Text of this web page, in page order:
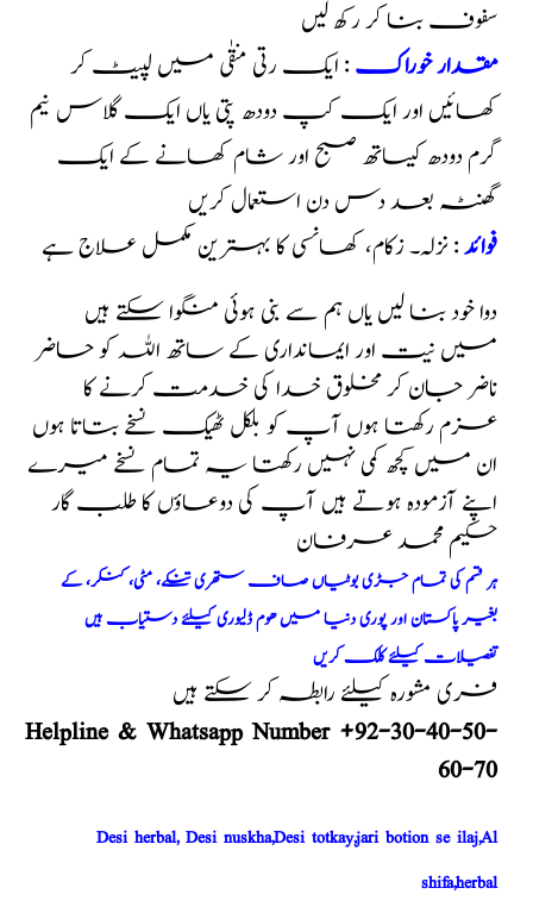
سفوف بنا کر رکھ لیں
مقدار خوراک: ایک رتی منقٰی میں لپیٹ کر
کھائیں اور ایک کپ دودھ پتی یاں ایک گلاس نیم
گرم دودھ کیساتھ صبح اور شام کھانے کے ایک
گھنٹہ بعد دس دن استعمال کریں
فوائد: نزلہ۔ زکام، کھانسی کا بہترین مکمل علاج ہے
دوا خود بنا لیں یاں ہم سے بنی ہوئی منگوا سکتے ہیں
میں نیت اور ایمانداری کے ساتھ اللہ کو حاضر
ناضر جان کر مخلوق خدا کی خدمت کرنے کا
عزم رکھتا ہوں آپ کو بلکل ٹھیک نسخے بتاتا ہوں
ان میں کچھ کمی نہیں رکھتا یہ تمام نسخے میرے
اپنے آزمودہ ہوتے ہیں آپ کی دوعاؤں کا طلب گار
حکیم محمد عرفان
ہر قسم کی تمام جڑی بوٹیاں صاف ستھری تنکے، مٹی، کنکر، کے
بغیر پاکستان اور پوری دنیا میں ھوم ڈلیوری کیلئے دستیاب ہیں
تفصیلات کیلئے کلک کریں
فری مشورہ کیلئے رابطہ کر سکتے ہیں
Helpline & Whatsapp Number +92-30-40-50-
60-70
Desi herbal, Desi nuskha,Desi totkay,jari botion se ilaj,Al
shifa,herbal